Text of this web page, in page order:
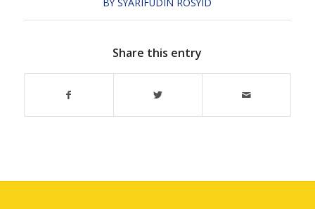
BYSYARIFUDIN ROSYID
Share this entry